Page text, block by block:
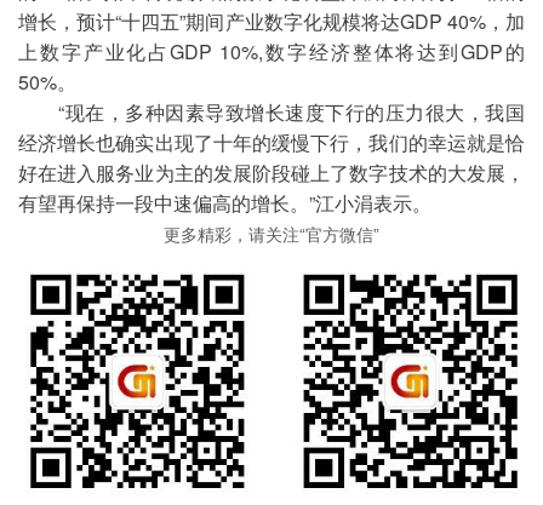
增长，预计“十四五”期间产业数字化规模将达GDP 40%，加
上数字产业化占GDP 10%,数字经济整体将达到GDP的
50%。
“现在，多种因素导致增长速度下行的压力很大，我国
经济增长也确实出现了十年的缓慢下行，我们的幸运就是恰
好在进入服务业为主的发展阶段碰上了数字技术的大发展，
有望再保持一段中速偏高的增长。”江小涓表示。
更多精彩，请关注“官方微信”